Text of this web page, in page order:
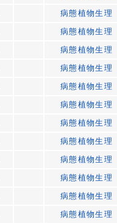
病態植物生理
病態植物生理
病態植物生理
病態植物生理
病態植物生理
病態植物生理
病態植物生理
病態植物生理
病態植物生理
病態植物生理
病態植物生理
病態植物生理